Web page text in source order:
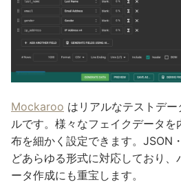
Mockaroo はリアルなテストデ
ルです。様々なフェイクデータ
布を細かく設定できます。JSON
どあらゆる形式に対応しており
ータ作成にも重宝します。